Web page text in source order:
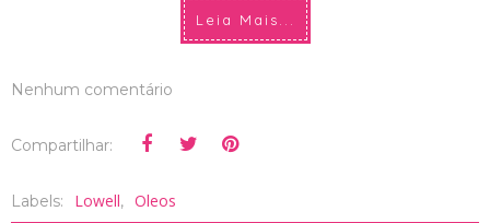
Leia Mais...
Nenhum comentário
Compartilhar:
Labels: Lowell, Oleos